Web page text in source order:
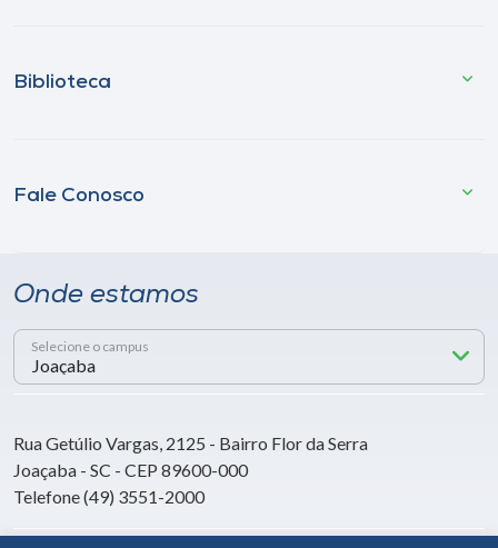
Biblioteca
Fale Conosco
Onde estamos
Selecione o campus
Rua Getúlio Vargas, 2125 - Bairro Flor da Serra
Joaçaba - SC - CEP 89600-000
Telefone (49) 3551-2000